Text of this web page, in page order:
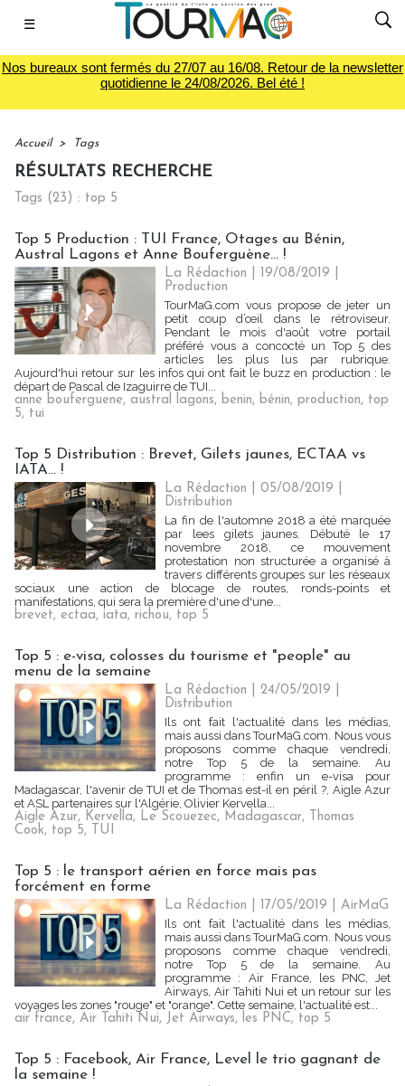
☰
Nos bureaux sont fermés du 27/07 au 16/08. Retour de la newsletter
quotidienne le 24/08/2026. Bel été !
Accueil > Tags
RÉSULTATS RECHERCHE
Tags (23) : top 5
Top 5 Production : TUI France, Otages au Bénin,
Austral Lagons et Anne Bouferguène... !
La Rédaction | 19/08/2019
Production
TourMaG.com vous propose de jeter un
petit coup d’œil dans le rétroviseur.
Pendant le mois d'août votre portail
préféré vous a concocté un Top 5 des
articles les plus lus par rubrique.
Aujourd'hui retour sur les infos qui ont fait le buzz en production : le
départ de Pascal de Izaguirre de TUI...
anne bouferguene, austral lagons, benin, bénin, production, top
5, tui
Top 5 Distribution : Brevet, Gilets jaunes, ECTAA vs
IATA... !
La Rédaction | 05/08/2019
Distribution
La fin de l'automne 2018 a été marquée
par lees gilets jaunes. Débuté le 17
novembre 2018, ce mouvement
protestation non structurée a organisé à
travers différents groupes sur les réseaux
sociaux une action de blocage de routes, ronds-points et
manifestations, qui sera la première d'une d'une...
brevet, ectaa, iata, richou, top 5
Top 5 : e-visa, colosses du tourisme et "people" au
menu de la semaine
La Rédaction | 24/05/2019
Distribution
Ils ont fait l'actualité dans les médias,
mais aussi dans TourMaG.com. Nous vous
proposons comme chaque vendredi,
notre Top 5 de la semaine. Au
programme : enfin un e-visa pour
Madagascar, l'avenir de TUI et de Thomas est-il en péril ?, Aigle Azur
et ASL partenaires sur l'Algérie, Olivier Kervella...
Aigle Azur, Kervella, Le Scouezec, Madagascar, Thomas
Cook, top 5, TUI
Top 5 : le transport aérien en force mais pas
forcément en forme
La Rédaction | 17/05/2019 |AirMaG
Ils ont fait l'actualité dans les médias,
mais aussi dans TourMaG.com. Nous vous
proposons comme chaque vendredi,
notre Top 5 de la semaine. Au
programme : Air France, les PNC, Jet
Airways, Air Tahiti Nui et un retour sur les
voyages les zones "rouge" et "orange". Cette semaine, l'actualité est...
air france, Air Tahiti Nui, Jet Airways, les PNC, top 5
Top 5 : Facebook, Air France, Level le trio gagnant de
la semaine !